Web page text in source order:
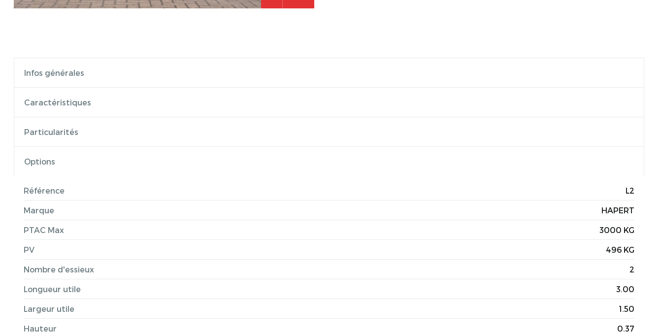
Infos générales
Caractéristiques
Particularités
Options
Référence L2
Marque HAPERT
PTAC Max 3000 KG
PV 496 KG
Nombre d'essieux 2
Longueur utile 3.00
Largeur utile 1.50
Hauteur 0.37